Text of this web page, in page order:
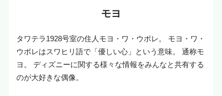
モヨ
タワテラ1928号室の住人モヨ・ワ・ウポレ。 モヨ・ワ・
ウポレはスワヒリ語で「優しい心」という意味。 通称モ
ヨ。 ディズニーに関する様々な情報をみんなと共有する
のが大好きな偶像。